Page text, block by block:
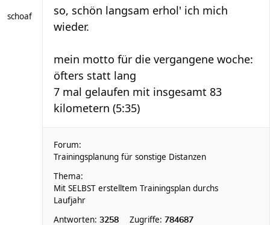
schoaf
so, schön langsam erhol' ich mich
wieder.
mein motto für die vergangene woche:
öfters statt lang
7 mal gelaufen mit insgesamt 83
kilometern (5:35)
Forum:
Trainingsplanung für sonstige Distanzen
Thema:
Mit SELBST erstelltem Trainingsplan durchs
Laufjahr
Antworten: 3258 Zugriffe: 784687